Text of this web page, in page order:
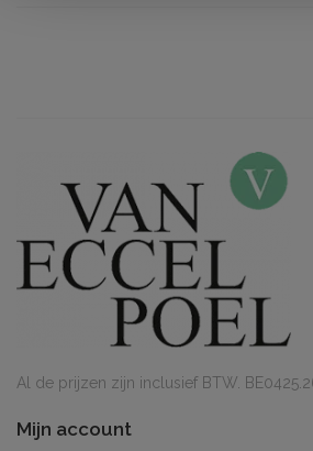
Al de prijzen zijn inclusief BTW.
Mijn account